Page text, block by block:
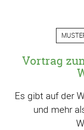
Vortrag
Es gibt auf der
und mehr